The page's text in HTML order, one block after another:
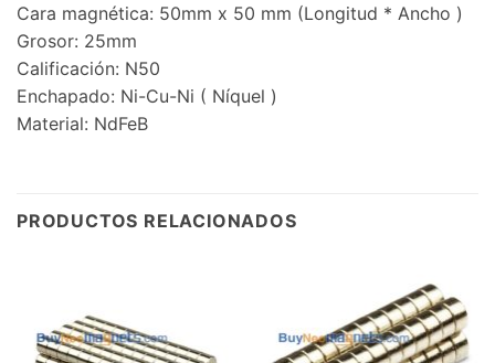
Cara magnética: 50mm x 50 mm (Longitud * Ancho )
Grosor: 25mm
Calificación: N50
Enchapado: Ni-Cu-Ni ( Níquel )
Material: NdFeB
PRODUCTOS RELACIONADOS